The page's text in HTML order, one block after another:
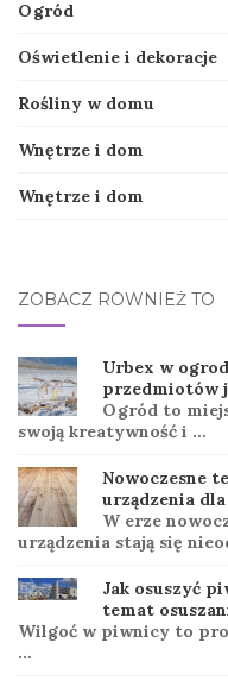
Ogród
Oświetlenie i dekoracje
Rośliny w domu
Wnętrze i dom
Wnętrze i dom
ZOBACZ RÓWNIEŻ TO
Urbex w
przedmiotów
Ogród to
swoją kreatywność i …
Nowoczesne
urządzenia
W erze
urządzenia stają się
Jak osuszyć
temat
Wilgoć w piwnicy to
…